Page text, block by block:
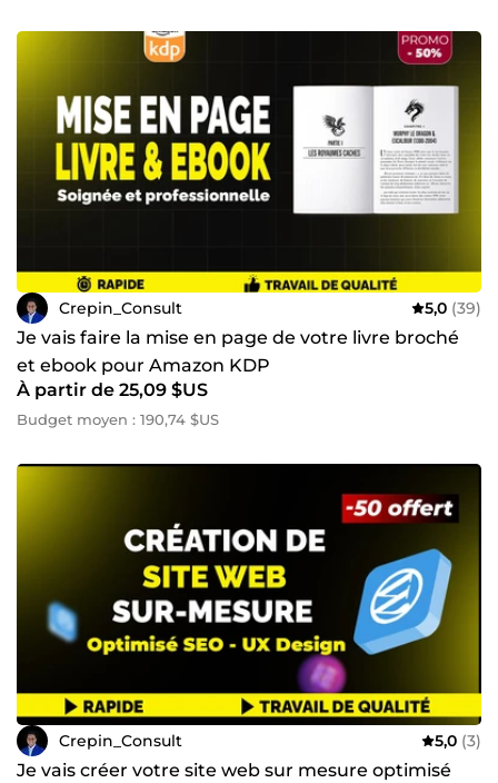
Crepin_Consult 5,0 (39)
Je vais faire la mise en page de votre livre broché
et ebook pour Amazon KDP
À partir de 25,09 $US
Budget moyen : 190,74 $US
Crepin_Consult 5,0 (3)
Je vais créer votre site web sur mesure optimisé